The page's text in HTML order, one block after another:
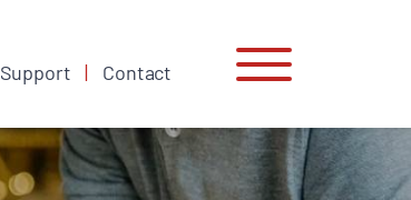
Support Contact